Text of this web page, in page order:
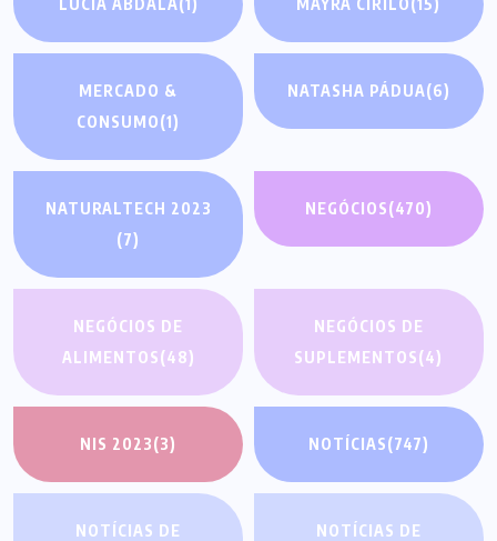
MERCADO &
CONSUMO(1)
NATASHA PÁDUA(6)
NATURALTECH 2023
(7)
NEGÓCIOS(470)
NEGÓCIOS DE
ALIMENTOS(48)
NEGÓCIOS DE
SUPLEMENTOS(4)
NIS 2023(3) NOTÍCIAS(747)
NOTÍCIAS DE
NOTÍCIAS DE